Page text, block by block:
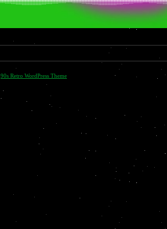
90s Retro WordPress Theme